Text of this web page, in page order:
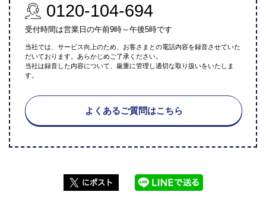
0120-104-694
受付時間は営業日の午前9時～午後5時です
当社では、サービス向上のため、お客さまとの電話内容を録音させていた
だいております。あらかじめご了承ください。
当社は録音した内容について、厳重に管理し適切な取り扱いをいたしま
す。
よくあるご質問はこちら